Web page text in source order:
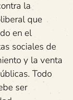
la
que
en el
sociales de
y la venta
Todo
ser